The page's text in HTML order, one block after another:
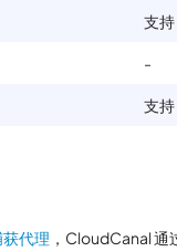
支持
-
支持
获代理 ，CloudCanal 通